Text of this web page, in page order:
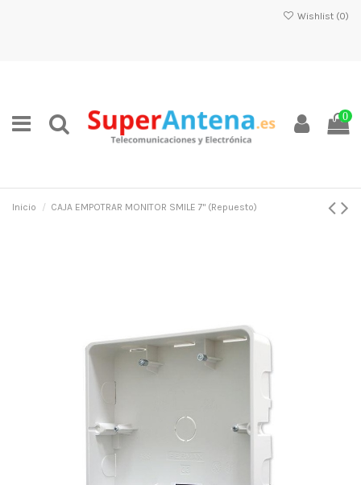
Wishlist (0)
0
Inicio CAJA EMPOTRAR MONITOR SMILE 7" (Repuesto)